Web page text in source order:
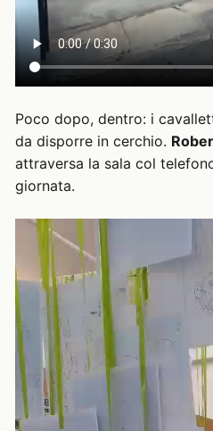
Poco dopo, dentro: i
da disporre in cerchio.
attraversa la sala col
giornata.